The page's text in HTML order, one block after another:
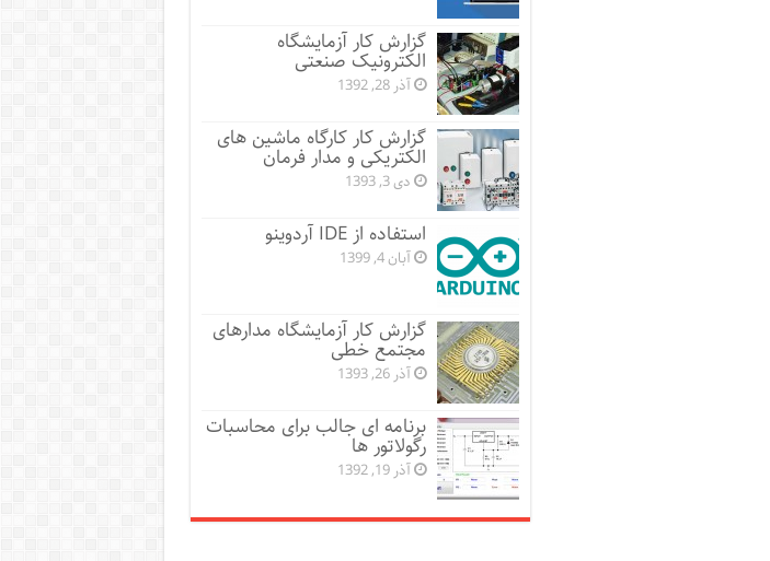
گزارش کار آزمایشگاه
الکترونیک صنعتی
آذر 28, 1392
گزارش کار کارگاه ماشین های
الکتریکی و مدار فرمان
دی 3, 1393
استفاده از IDE آردوینو
آبان 4, 1399
گزارش کار آزمایشگاه مدارهای
مجتمع خطی
آذر 26, 1393
برنامه ای جالب برای محاسبات
رگولاتور ها
آذر 19, 1392